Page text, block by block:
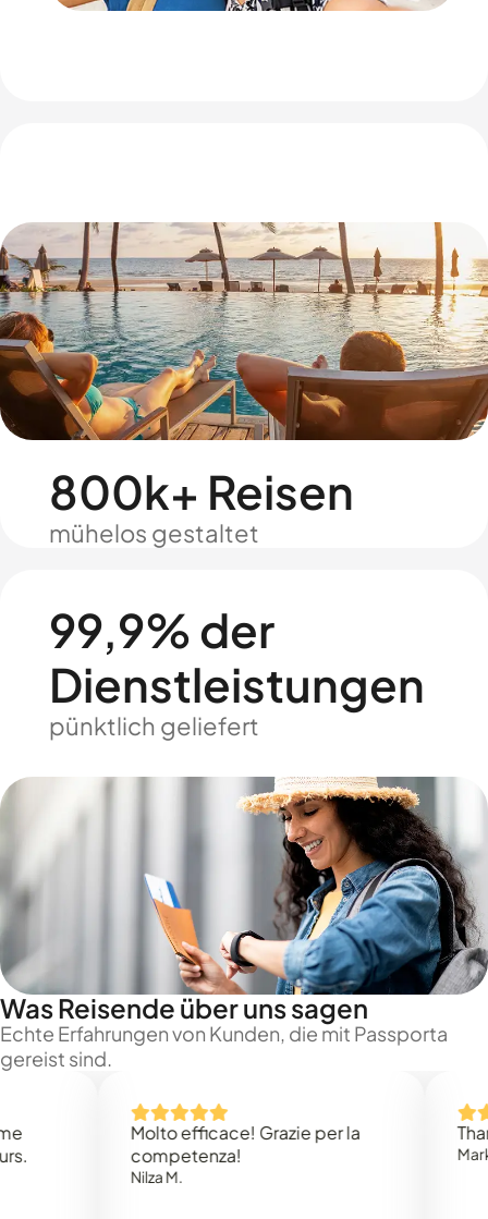
800k+ Reisen
mühelos gestaltet
99,9% der
Dienstleistungen
pünktlich geliefert
Was Reisende über uns sagen
Echte Erfahrungen von Kunden, die mit Passporta
gereist sind.
Molto efficace! Grazie per la
competenza!
Thank
Mark N.